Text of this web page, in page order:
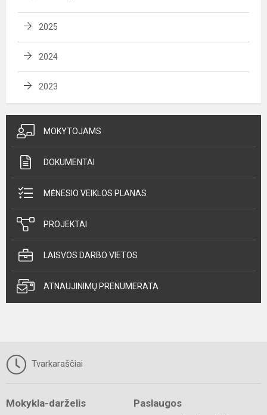
2025
2024
2023
MOKYTOJAMS
DOKUMENTAI
MĖNESIO VEIKLOS PLANAS
PROJEKTAI
LAISVOS DARBO VIETOS
ATNAUJINIMŲ PRENUMERATA
Tvarkaraščiai
Mokykla-darželis Paslaugos